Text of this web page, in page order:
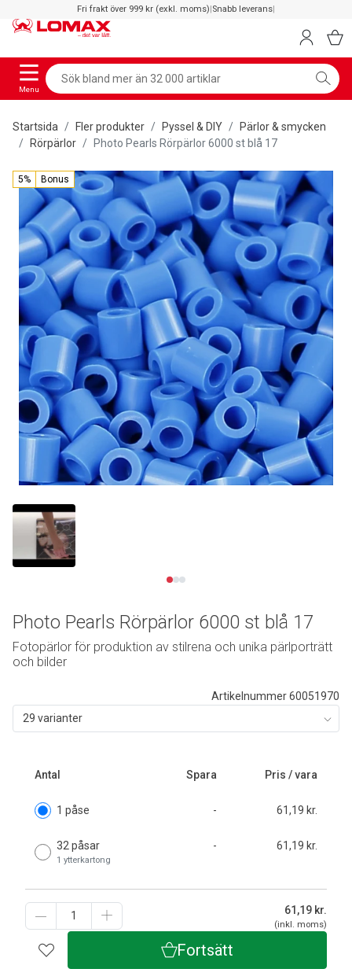
Fri frakt över 999 kr (exkl. moms)|Snabb leverans|
Menu
Startsida Fler produkter Pyssel & DIY
Pärlor & smycken
Rörpärlor
Photo Pearls Rörpärlor 6000 st blå 17
5% Bonus
Artikelnummer 60051970
29 varianter
Antal Spara Pris / vara
1 påse - 61,19 kr.
32 påsar
1 ytterkartong
- 61,19 kr.
61,19 kr.
(inkl. moms)
Fortsätt
Photo Pearls Rörpärlor 6000 st blå 17
Fotopärlor för produktion av stilrena och unika pärlporträtt
och bilder